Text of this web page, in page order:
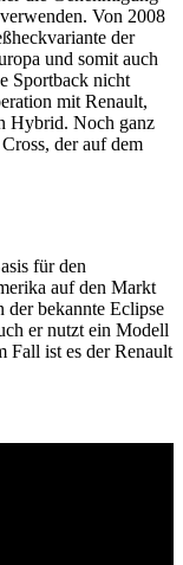
Von 2008
der
und somit auch
Sportback nicht
mit Renault,
Hybrid. Noch ganz
der auf dem
für den
auf den Markt
bekannte Eclipse
er nutzt ein Modell
Fall ist es der Renault